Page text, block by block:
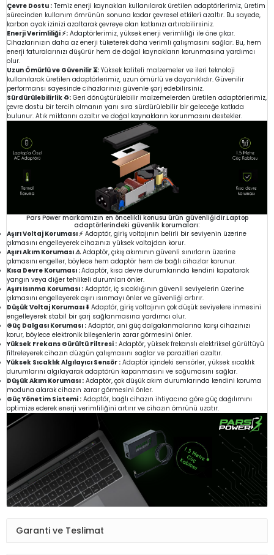
Çevre Dostu : Temiz enerji kaynakları kullanılarak üretilen adaptörlerimiz, üretim
sürecinden kullanım ömrünün sonuna kadar çevresel etkileri azaltır. Bu sayede,
karbon ayak izinizi azaltarak çevreye olan katkınızı artırabilirsiniz.
Enerji Verimliliği ⚡: Adaptörlerimiz, yüksek enerji verimliliği ile öne çıkar.
Cihazlarınızın daha az enerji tüketerek daha verimli çalışmasını sağlar. Bu, hem
enerji faturalarınızı düşürür hem de doğal kaynakların korunmasına yardımcı
olur.
Uzun Ömürlü ve Güvenilir ⏳: Yüksek kaliteli malzemeler ve ileri teknoloji
kullanılarak üretilen adaptörlerimiz, uzun ömürlü ve dayanıklıdır. Güvenilir
performansı sayesinde cihazlarınızı güvenle şarj edebilirsiniz.
Sürdürülebilirlik ♻️: Geri dönüştürülebilir malzemelerden üretilen adaptörlerimiz,
çevre dostu bir tercih olmanın yanı sıra sürdürülebilir bir geleceğe katkıda
bulunur. Atık miktarını azaltır ve doğal kaynakların korunmasını destekler.
Pars Power markamızın en öncelikli konusu ürün güvenliğidir.Laptop
adaptörlerindeki güvenlik korumaları:
Aşırı Voltaj Koruması ⚡ Adaptör, giriş voltajının belirli bir seviyenin üzerine
çıkmasını engelleyerek cihazınızı yüksek voltajdan korur.
Aşırı Akım Koruması ⚠️Adaptör, çıkış akımının güvenli sınırların üzerine
çıkmasını engeller, böylece hem adaptör hem de bağlı cihazlar korunur.
Kısa Devre Koruması :Adaptör, kısa devre durumlarında kendini kapatarak
yangın veya diğer tehlikeli durumları önler.
Aşırı Isınma Koruması : Adaptör, iç sıcaklığının güvenli seviyelerin üzerine
çıkmasını engelleyerek aşırı ısınmayı önler ve güvenliği artırır.
Düşük Voltaj Koruması ⬇️ Adaptör, giriş voltajının çok düşük seviyelere inmesini
engelleyerek stabil bir şarj sağlanmasına yardımcı olur.
Güç Dalgası Koruması : Adaptör, ani güç dalgalanmalarına karşı cihazınızı
korur, böylece elektronik bileşenlerin zarar görmesini önler.
Yüksek Frekans Gürültü Filtresi : Adaptör, yüksek frekanslı elektriksel gürültüyü
filtreleyerek cihazın düzgün çalışmasını sağlar ve parazitleri azaltır.
Yüksek Sıcaklık Algılayıcı Sensör : Adaptör içindeki sensörler, yüksek sıcaklık
durumlarını algılayarak adaptörün kapanmasını ve soğumasını sağlar.
Düşük Akım Koruması : Adaptör, çok düşük akım durumlarında kendini koruma
moduna alarak cihazın zarar görmesini önler.
Güç Yönetim Sistemi : Adaptör, bağlı cihazın ihtiyacına göre güç dağılımını
optimize ederek enerji verimliliğini artırır ve cihazın ömrünü uzatır.
Garanti ve Teslimat